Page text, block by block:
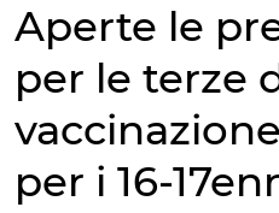
Aperte le
per le terze
per i 16-